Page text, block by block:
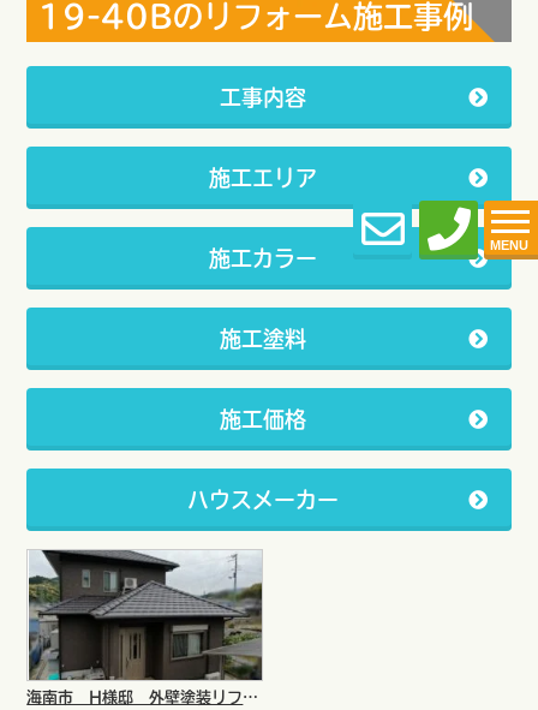
MENU
19-40Bのリフォーム施工事例
工事内容
施工エリア
施工カラー
施工塗料
施工価格
ハウスメーカー
海南市 H様邸 外壁塗装リフォーム工事